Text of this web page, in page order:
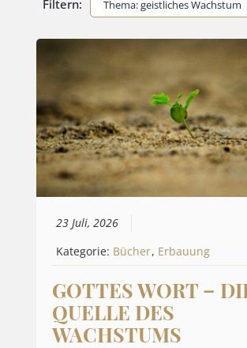
Filtern: Thema: geistliches Wachstum
23 Juli, 2026
Kategorie: Bücher, Erbauung
GOTTES WORT –
QUELLE DES
WACHSTUMS